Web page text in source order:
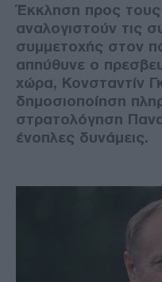
Έκκληση προς
αναλογιστούν τις
συμμετοχής στον
απηύθυνε ο
χώρα, Κονσταντίν
δημοσιοποίηση
στρατολόγηση
ένοπλες δυνάμεις.